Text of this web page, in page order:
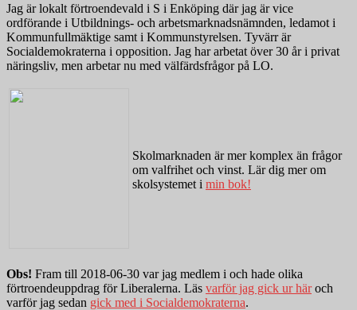
Jag är lokalt förtroendevald i S i Enköping där jag är vice
ordförande i Utbildnings- och arbetsmarknadsnämnden, ledamot i
Kommunfullmäktige samt i Kommunstyrelsen. Tyvärr är
Socialdemokraterna i opposition. Jag har arbetat över 30 år i privat
näringsliv, men arbetar nu med välfärdsfrågor på LO.
Skolmarknaden är mer komplex än frågor
om valfrihet och vinst. Lär dig mer om
skolsystemet i min bok!
Obs! Fram till 2018-06-30 var jag medlem i och hade olika
förtroendeuppdrag för Liberalerna. Läs varför jag gick ur häroch
varför jag sedan gick med i Socialdemokraterna.